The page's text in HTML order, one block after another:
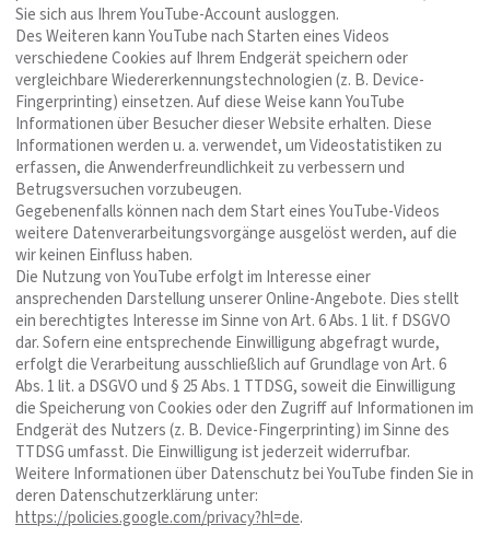
Sie sich aus Ihrem YouTube-Account ausloggen.
Des Weiteren kann YouTube nach Starten eines Videos
verschiedene Cookies auf Ihrem Endgerät speichern oder
vergleichbare Wiedererkennungstechnologien (z. B. Device-
Fingerprinting) einsetzen. Auf diese Weise kann YouTube
Informationen über Besucher dieser Website erhalten. Diese
Informationen werden u. a. verwendet, um Videostatistiken zu
erfassen, die Anwenderfreundlichkeit zu verbessern und
Betrugsversuchen vorzubeugen.
Gegebenenfalls können nach dem Start eines YouTube-Videos
weitere Datenverarbeitungsvorgänge ausgelöst werden, auf die
wir keinen Einfluss haben.
Die Nutzung von YouTube erfolgt im Interesse einer
ansprechenden Darstellung unserer Online-Angebote. Dies stellt
ein berechtigtes Interesse im Sinne von Art. 6 Abs. 1 lit. f DSGVO
dar. Sofern eine entsprechende Einwilligung abgefragt wurde,
erfolgt die Verarbeitung ausschließlich auf Grundlage von Art. 6
Abs. 1 lit. a DSGVO und § 25 Abs. 1 TTDSG, soweit die Einwilligung
die Speicherung von Cookies oder den Zugriff auf Informationen im
Endgerät des Nutzers (z. B. Device-Fingerprinting) im Sinne des
TTDSG umfasst. Die Einwilligung ist jederzeit widerrufbar.
Weitere Informationen über Datenschutz bei YouTube finden Sie in
deren Datenschutzerklärung unter:
https://policies.google.com/privacy?hl=de.